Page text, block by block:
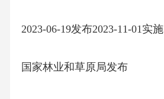
2023-06-19发布2023-11-01实施
国家林业和草原局发布